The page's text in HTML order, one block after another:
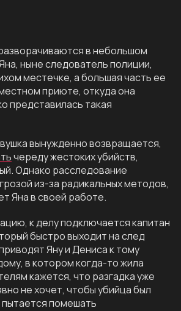
в небольшом
ныне следователь полиции,
местечке, а большая часть ее
приюте, откуда она
представилась такая
вынужденно возвращается,
череду жестоких убийств,
Однако расследование
из-за радикальных методов,
Яна в своей работе.
к делу подключается капитан
быстро выходит на след
Яну и Дениса к тому
в котором когда-то жила
кажется, что разгадка уже
не хочет, чтобы убийца был
помешать